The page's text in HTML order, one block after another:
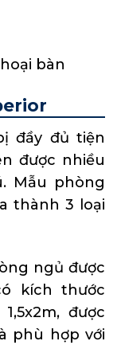
bàn
đầy đủ tiện
được nhiều
Mẫu phòng
thành 3 loại
ngủ được
kích thước
được
phù hợp với